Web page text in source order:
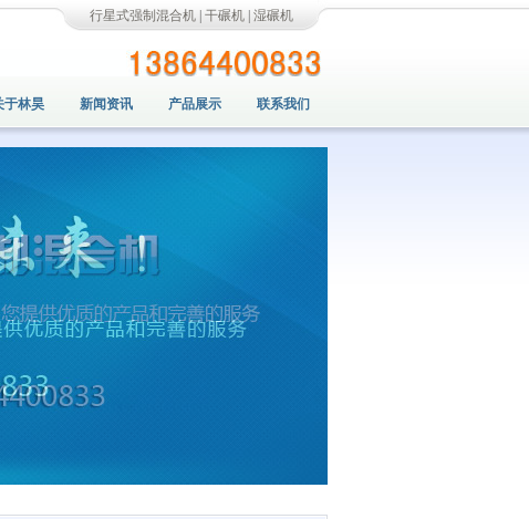
行星式强制混合机 干碾机 湿碾机
于林昊 新闻资讯 产品展示 联系我们